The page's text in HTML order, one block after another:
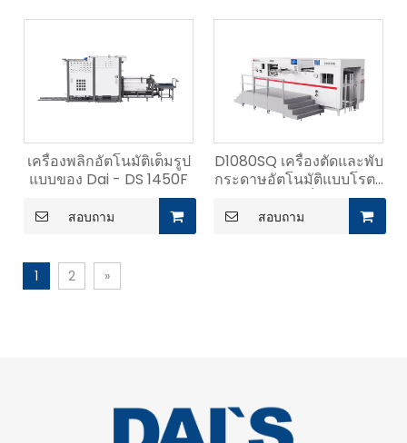
เครื่องพลิกอัตโนมัติเต็มรูป
แบบของ Dai - DS 1450F
สอบถาม
D1080SQ เครื่องตัดและพับ
กระดาษอัตโนมัติแบบโรตา
สอบถาม
1 2 »